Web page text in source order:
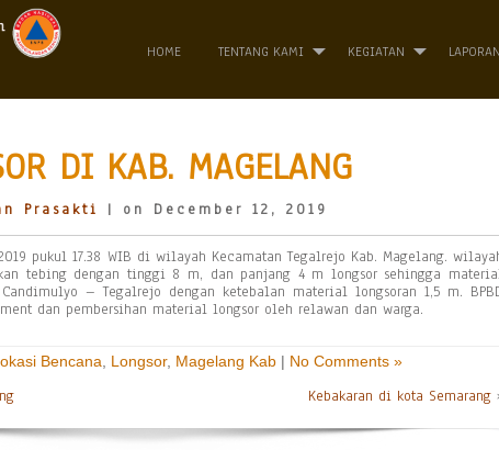
HOME TENTANG KAMI KEGIATAN
DI KAB. MAGELANG
Prasakti | on December 12, 2019
pukul 17.38 WIB di wilayah Kecamatan Tegalrejo Kab. Magelang.
tebing dengan tinggi 8 m, dan panjang 4 m longsor sehingga
– Tegalrejo dengan ketebalan material longsoran 1,5 m.
dan pembersihan material longsor oleh relawan dan warga.
Bencana Longsor, Magelang Kab | No Comments »
Kebakaran di kota Semarang